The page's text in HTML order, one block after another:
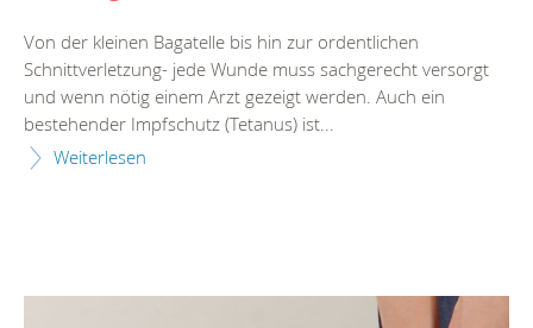
Von der kleinen Bagatelle bis hin zur ordentlichen
Schnittverletzung- jede Wunde muss sachgerecht versorgt
und wenn nötig einem Arzt gezeigt werden. Auch ein
bestehender Impfschutz (Tetanus) ist...
Weiterlesen